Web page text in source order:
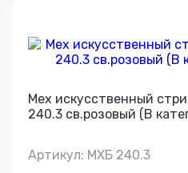
Мех искусственный
240.3 св.розовый (В
Артикул: МХБ 240.3